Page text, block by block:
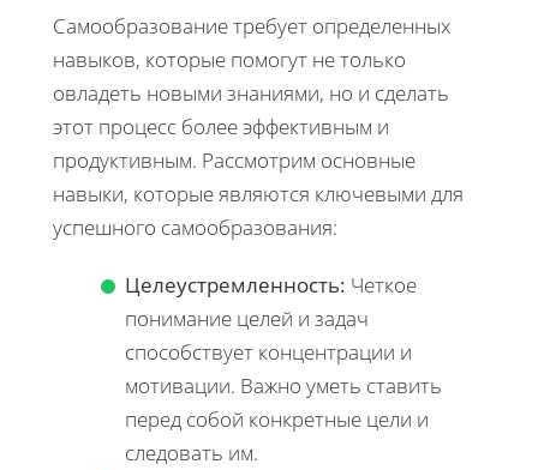
Самообразование требует определенных
навыков, которые помогут не только
овладеть новыми знаниями, но и сделать
этот процесс более эффективным и
продуктивным. Рассмотрим основные
навыки, которые являются ключевыми для
успешного самообразования:
Целеустремленность: Четкое
понимание целей и задач
способствует концентрации и
мотивации. Важно уметь ставить
перед собой конкретные цели и
следовать им.